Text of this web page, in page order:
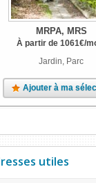
MRPA, MRS
À partir de 1061€/
Jardin, Parc
Ajouter à ma
utiles